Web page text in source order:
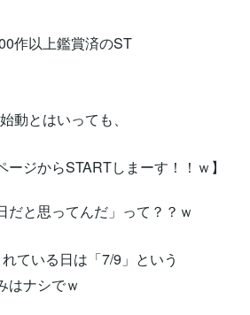
作以上鑑賞済のST
動とはいっても、
ジからSTARTしまーす！！ｗ】
だと思ってんだ」って？？ｗ
ている日は「7/9」という
はナシでｗ